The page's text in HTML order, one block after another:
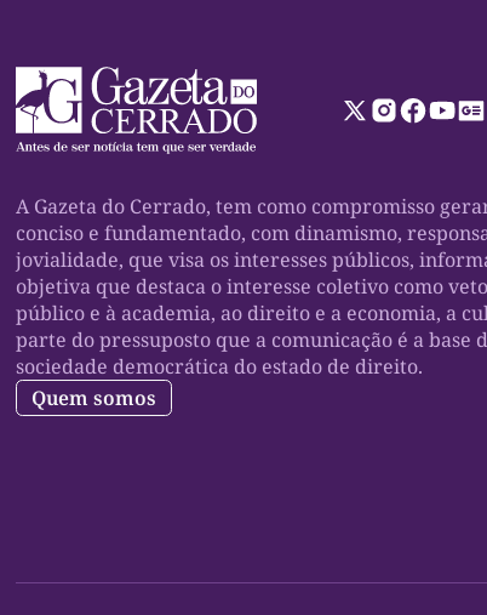
A Gazeta do Cerrado, tem como compromisso
conciso e fundamentado, com dinamismo,
jovialidade, que visa os interesses públicos,
objetiva que destaca o interesse coletivo como
público e à academia, ao direito e a economia, a
parte do pressuposto que a comunicação é a base
sociedade democrática do estado de direito.
Quem somos